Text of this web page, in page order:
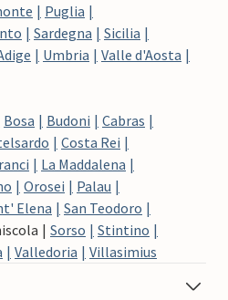
Puglia
Sardegna
Sicilia
Umbria
Valle d'Aosta
Bosa Budoni
Cabras
Costa Rei
La Maddalena
Orosei
Palau
Elena
San Teodoro
Sorso
Stintino
Valledoria
Villasimius